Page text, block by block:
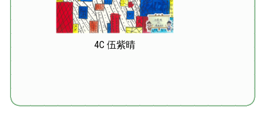
4C 伍紫晴